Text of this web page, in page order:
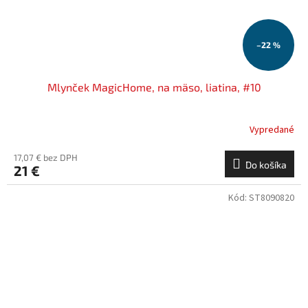
–22 %
Mlynček MagicHome, na mäso, liatina, #10
Vypredané
17,07 € bez DPH
21 € Do košíka
Kód: ST8090820